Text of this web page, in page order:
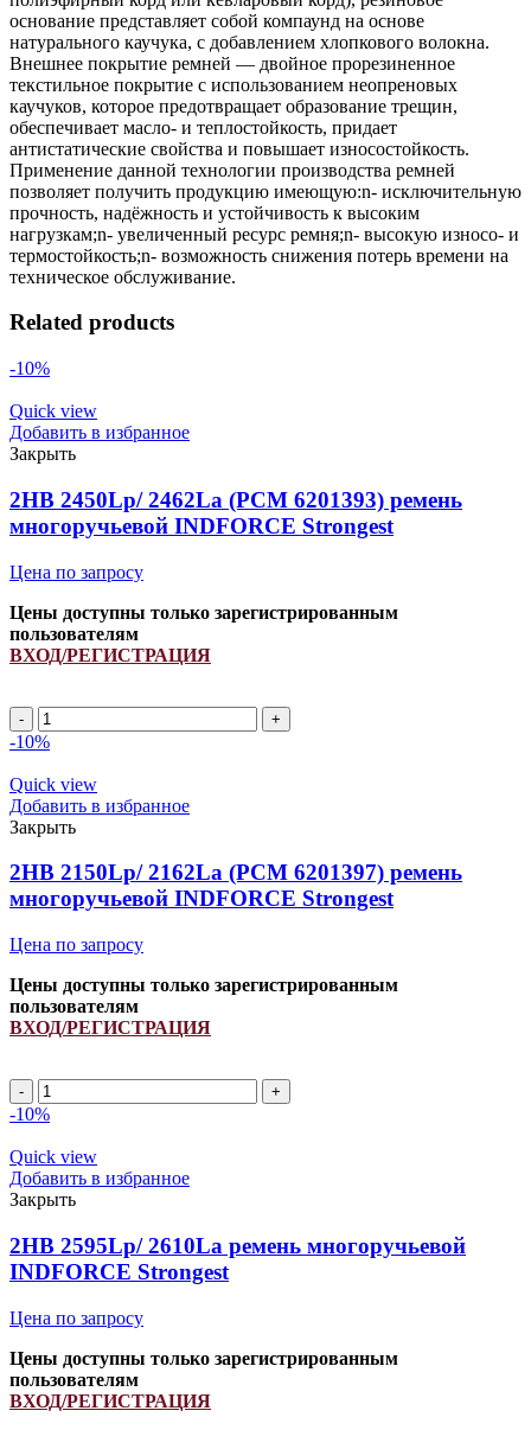
основание представляет собой компаунд на основе
натурального каучука, с добавлением хлопкового волокна.
Внешнее покрытие ремней — двойное прорезиненное
текстильное покрытие с использованием неопреновых
каучуков, которое предотвращает образование трещин,
обеспечивает масло- и теплостойкость, придает
антистатические свойства и повышает износостойкость.
Применение данной технологии производства ремней
позволяет получить продукцию имеющую:n- исключительную
прочность, надёжность и устойчивость к высоким
нагрузкам;n- увеличенный ресурс ремня;n- высокую износо- и
термостойкость;n- возможность снижения потерь времени на
техническое обслуживание.
Related products
-10%
Quick view
Добавить в избранное
Закрыть
2HB 2450Lp/ 2462La (PCM 6201393) ремень
многоручьевой INDFORCE Strongest
Цена по запросу
Цены доступны только зарегистрированным
пользователям
ВХОД/РЕГИСТРАЦИЯ
2HB
2450Lp/
(PCM
6201393)
ремень
многоручьевой
INDFORCE
Strongest
quantity
-10%
Quick view
Добавить в избранное
Закрыть
2HB 2150Lp/ 2162La (PCM 6201397) ремень
многоручьевой INDFORCE Strongest
Цена по запросу
Цены доступны только зарегистрированным
пользователям
ВХОД/РЕГИСТРАЦИЯ
2HB
2150Lp/
(PCM
6201397)
ремень
многоручьевой
INDFORCE
Strongest
quantity
-10%
Quick view
Добавить в избранное
Закрыть
2HB 2595Lp/ 2610La ремень многоручьевой
INDFORCE Strongest
Цена по запросу
Цены доступны только зарегистрированным
пользователям
ВХОД/РЕГИСТРАЦИЯ